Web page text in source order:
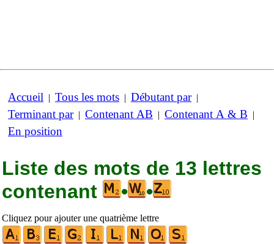
Accueil | Tous les mots | Débutant par|
Terminant par| Contenant AB | Contenant A & B |
En position
Liste des mots de 13 lettres
contenant
• •
Cliquez pour ajouter une quatrième lettre